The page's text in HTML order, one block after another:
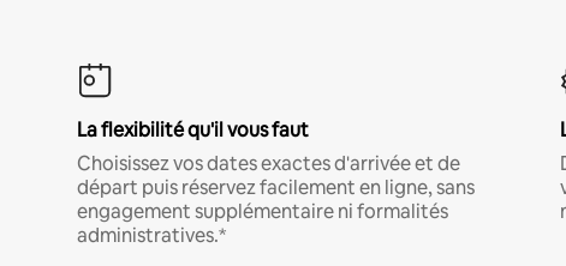
La flexibilité qu'il vous faut
Choisissez vos dates exactes d'arrivée et de
départ puis réservez facilement en ligne, sans
engagement supplémentaire ni formalités
administratives.*